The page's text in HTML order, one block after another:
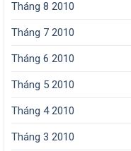
Tháng 8 2010
Tháng 7 2010
Tháng 6 2010
Tháng 5 2010
Tháng 4 2010
Tháng 3 2010